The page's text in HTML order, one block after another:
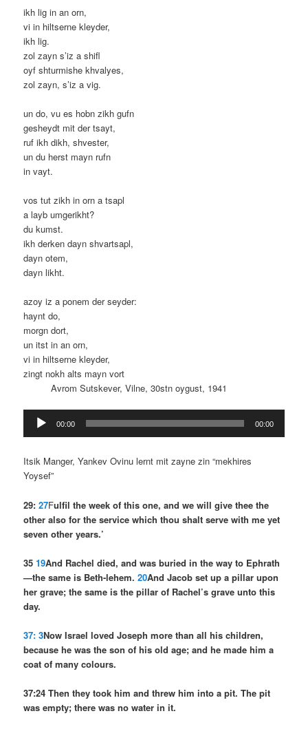
ikh lig in an orn,
vi in hiltserne kleyder,
ikh lig.
zol zayn s’iz a shifl
oyf shturmishe khvalyes,
zol zayn, s’iz a vig.
un do, vu es hobn zikh gufn
gesheydt mit der tsayt,
ruf ikh dikh, shvester,
un du herst mayn rufn
in vayt.
vos tut zikh in orn a tsapl
a layb umgerikht?
du kumst.
ikh derken dayn shvartsapl,
dayn otem,
dayn likht.
azoy iz a ponem der seyder:
haynt do,
morgn dort,
un itst in an orn,
vi in hiltserne kleyder,
zingt nokh alts mayn vort
Avrom Sutskever, Vilne, 30stn oygust, 1941
Audio
Player
00:00 00:00
Itsik Manger, Yankev Ovinu lernt mit zayne zin “mekhires
Yoysef”
29:27Fulfil the week of this one, and we will give thee the
other also for the service which thou shalt serve with me yet
seven other years.’
3519And Rachel died, and was buried in the way to Ephrath
—the same is Beth-lehem.20And Jacob set up a pillar upon
her grave; the same is the pillar of Rachel’s grave unto this
day.
37: 3Now Israel loved Joseph more than all his children,
because he was the son of his old age; and he made him a
coat of many colours.
37:24 Then they took him and threw him into a pit. The pit
was empty; there was no water in it.